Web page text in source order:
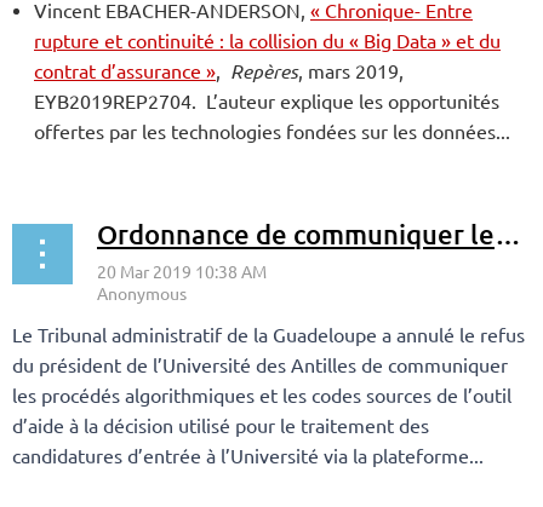
Vincent EBACHER-ANDERSON, « Chronique- Entre
rupture et continuité : la collision du « Big Data » et du
contrat d’assurance », Repères, mars 2019,
EYB2019REP2704. L’auteur explique les opportunités
offertes par les technologies fondées sur les données...
Ordonnance de communiquer les procédés algorithmiques utilisés pour prendre une décision – France
Le Tribunal administratif de la Guadeloupe a annulé le refus
du président de l’Université des Antilles de communiquer
les procédés algorithmiques et les codes sources de l’outil
d’aide à la décision utilisé pour le traitement des
candidatures d’entrée à l’Université via la plateforme...